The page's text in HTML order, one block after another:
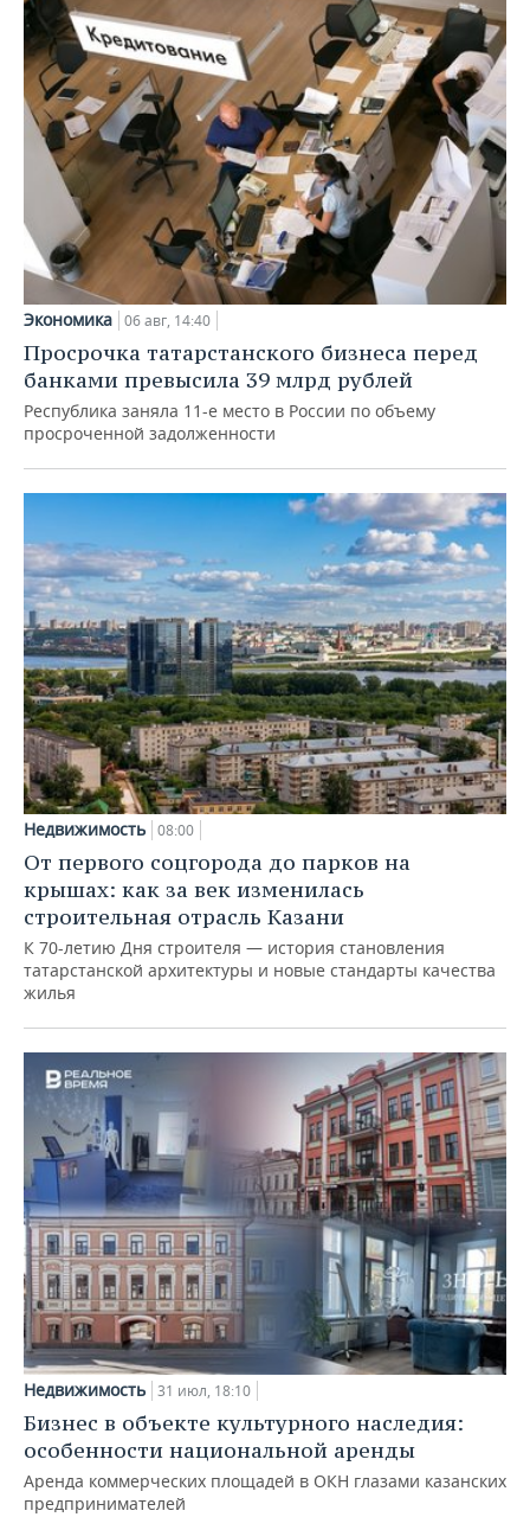
Экономика 06 авг, 14:40
Просрочка татарстанского бизнеса перед
банками превысила 39 млрд рублей
Республика заняла 11-е место в России по объему
просроченной задолженности
Недвижимость 08:00
От первого соцгорода до парков на
крышах: как за век изменилась
строительная отрасль Казани
К 70-летию Дня строителя — история становления
татарстанской архитектуры и новые стандарты качества
жилья
Недвижимость 31 июл, 18:10
Бизнес в объекте культурного наследия:
особенности национальной аренды
Аренда коммерческих площадей в ОКН глазами казанских
предпринимателей